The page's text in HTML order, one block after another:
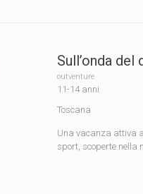
Sull’onda
outventure
11-14 anni
Toscana
Una vacanza attiva
sport, scoperte nella